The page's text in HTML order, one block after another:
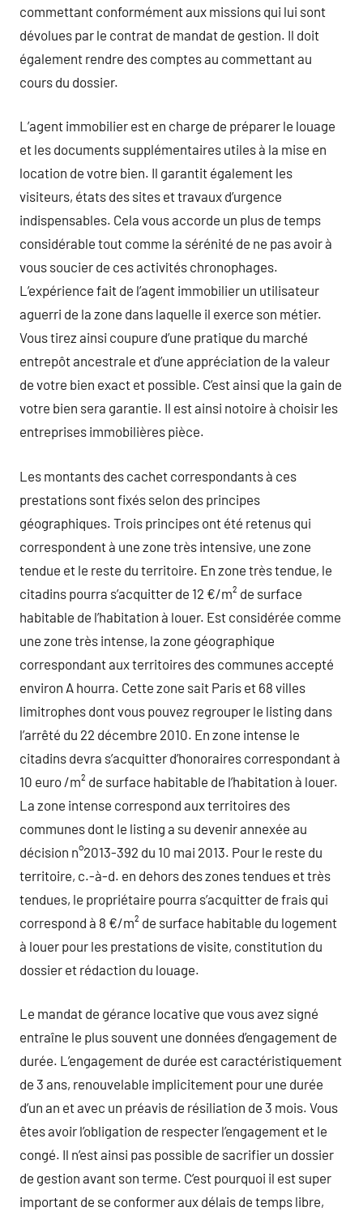
commettant conformément aux missions qui lui sont
dévolues par le contrat de mandat de gestion. Il doit
également rendre des comptes au commettant au
cours du dossier.
L’agent immobilier est en charge de préparer le louage
et les documents supplémentaires utiles à la mise en
location de votre bien. Il garantit également les
visiteurs, états des sites et travaux d’urgence
indispensables. Cela vous accorde un plus de temps
considérable tout comme la sérénité de ne pas avoir à
vous soucier de ces activités chronophages.
L’expérience fait de l’agent immobilier un utilisateur
aguerri de la zone dans laquelle il exerce son métier.
Vous tirez ainsi coupure d’une pratique du marché
entrepôt ancestrale et d’une appréciation de la valeur
de votre bien exact et possible. C’est ainsi que la gain de
votre bien sera garantie. Il est ainsi notoire à choisir les
entreprises immobilières pièce.
Les montants des cachet correspondants à ces
prestations sont fixés selon des principes
géographiques. Trois principes ont été retenus qui
correspondent à une zone très intensive, une zone
tendue et le reste du territoire. En zone très tendue, le
citadins pourra s’acquitter de 12 €/m² de surface
habitable de l’habitation à louer. Est considérée comme
une zone très intense, la zone géographique
correspondant aux territoires des communes accepté
environ A hourra. Cette zone sait Paris et 68 villes
limitrophes dont vous pouvez regrouper le listing dans
l’arrêté du 22 décembre 2010. En zone intense le
citadins devra s’acquitter d’honoraires correspondant à
10 euro /m² de surface habitable de l’habitation à louer.
La zone intense correspond aux territoires des
communes dont le listing a su devenir annexée au
décision n°2013-392 du 10 mai 2013. Pour le reste du
territoire, c.-à-d. en dehors des zones tendues et très
tendues, le propriétaire pourra s’acquitter de frais qui
correspond à 8 €/m² de surface habitable du logement
à louer pour les prestations de visite, constitution du
dossier et rédaction du louage.
Le mandat de gérance locative que vous avez signé
entraîne le plus souvent une données d’engagement de
durée. L’engagement de durée est caractéristiquement
de 3 ans, renouvelable implicitement pour une durée
d’un an et avec un préavis de résiliation de 3 mois. Vous
êtes avoir l’obligation de respecter l’engagement et le
congé. Il n’est ainsi pas possible de sacrifier un dossier
de gestion avant son terme. C’est pourquoi il est super
important de se conformer aux délais de temps libre,